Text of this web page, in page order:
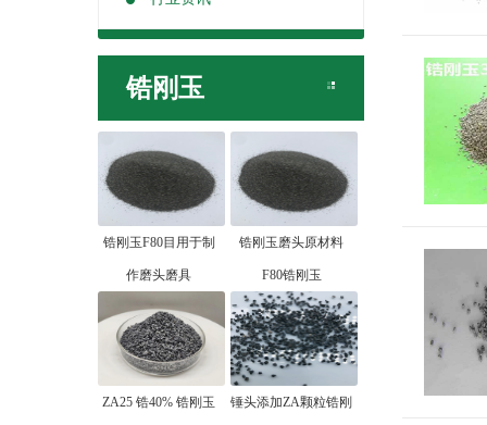
锆刚玉
锆刚玉F80目用于制
作磨头磨具
锆刚玉磨头原材料
F80锆刚玉
ZA25 锆40% 锆刚玉 锤头添加ZA颗粒锆刚